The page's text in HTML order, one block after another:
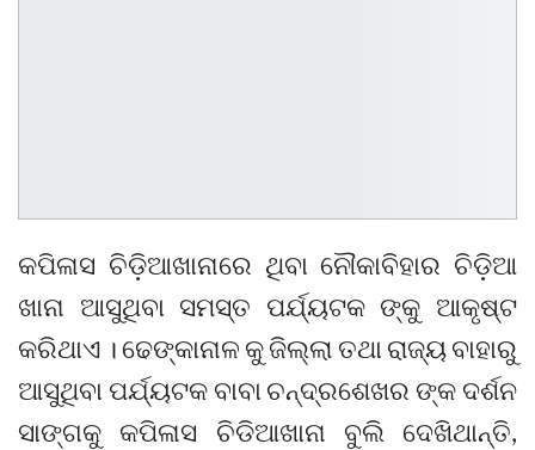
କପିଳାସ ଚିଡ଼ିଆଖାନାରେ ଥିବା ନୌକାବିହାର ଚିଡ଼ିଆ
ଖାନା ଆସୁଥିବା ସମସ୍ତ ପର୍ଯ୍ୟଟକ ଙ୍କୁ ଆକୃଷ୍ଟ
କରିଥାଏ । ଢେଙ୍କାନାଳ କୁ ଜିଲ୍ଲା ତଥା ରାଜ୍ୟ ବାହାରୁ
ଆସୁଥିବା ପର୍ଯ୍ୟଟକ ବାବା ଚନ୍ଦ୍ରଶେଖର ଙ୍କ ଦର୍ଶନ
ସାଙ୍ଗକୁ କପିଳାସ ଚିଡିଆଖାନା ବୁଲି ଦେଖିଥାନ୍ତି,